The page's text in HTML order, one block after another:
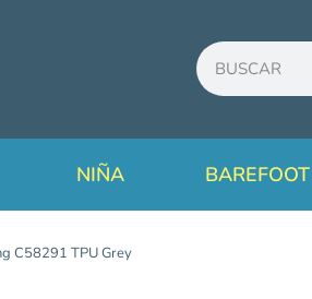
NIÑA BAREFOOT
C58291 TPU Grey